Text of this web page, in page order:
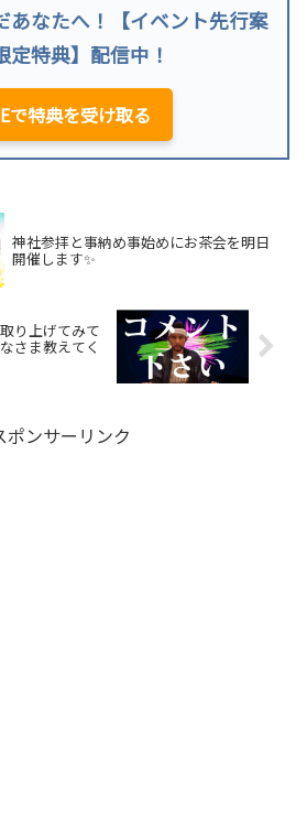
あなたへ！【イベント先行案
定特典】配信中！
で特典を受け取る
神社参拝と事納め事始めにお茶会を明日
開催します✨
り上げてみて
さま教えてく
ポンサーリンク